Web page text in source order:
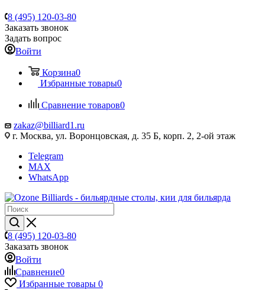
8 (495) 120-03-80
Заказать звонок
Задать вопрос
Войти
Корзина0
Избранные товары0
Сравнение товаров0
zakaz@billiard1.ru
г. Москва, ул. Воронцовская, д. 35 Б, корп. 2, 2-ой этаж
Telegram
MAX
WhatsApp
8 (495) 120-03-80
Заказать звонок
Войти
Сравнение0
Избранные товары 0